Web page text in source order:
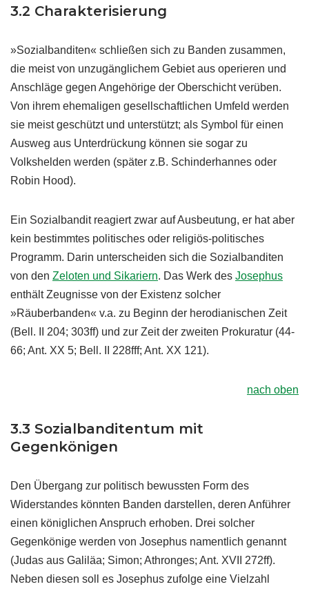
3.2 Charakterisierung
»Sozialbanditen« schließen sich zu Banden zusammen,
die meist von unzugänglichem Gebiet aus operieren und
Anschläge gegen Angehörige der Oberschicht verüben.
Von ihrem ehemaligen gesellschaftlichen Umfeld werden
sie meist geschützt und unterstützt; als Symbol für einen
Ausweg aus Unterdrückung können sie sogar zu
Volkshelden werden (später z.B. Schinderhannes oder
Robin Hood).
Ein Sozialbandit reagiert zwar auf Ausbeutung, er hat aber
kein bestimmtes politisches oder religiös-politisches
Programm. Darin unterscheiden sich die Sozialbanditen
von den Zeloten und Sikariern. Das Werk des Josephus
enthält Zeugnisse von der Existenz solcher
»Räuberbanden« v.a. zu Beginn der herodianischen Zeit
(Bell. II 204; 303ff) und zur Zeit der zweiten Prokuratur (44-
66; Ant. XX 5; Bell. II 228fff; Ant. XX 121).
nach oben
3.3 Sozialbanditentum mit
Gegenkönigen
Den Übergang zur politisch bewussten Form des
Widerstandes könnten Banden darstellen, deren Anführer
einen königlichen Anspruch erhoben. Drei solcher
Gegenkönige werden von Josephus namentlich genannt
(Judas aus Galiläa; Simon; Athronges; Ant. XVII 272ff).
Neben diesen soll es Josephus zufolge eine Vielzahl